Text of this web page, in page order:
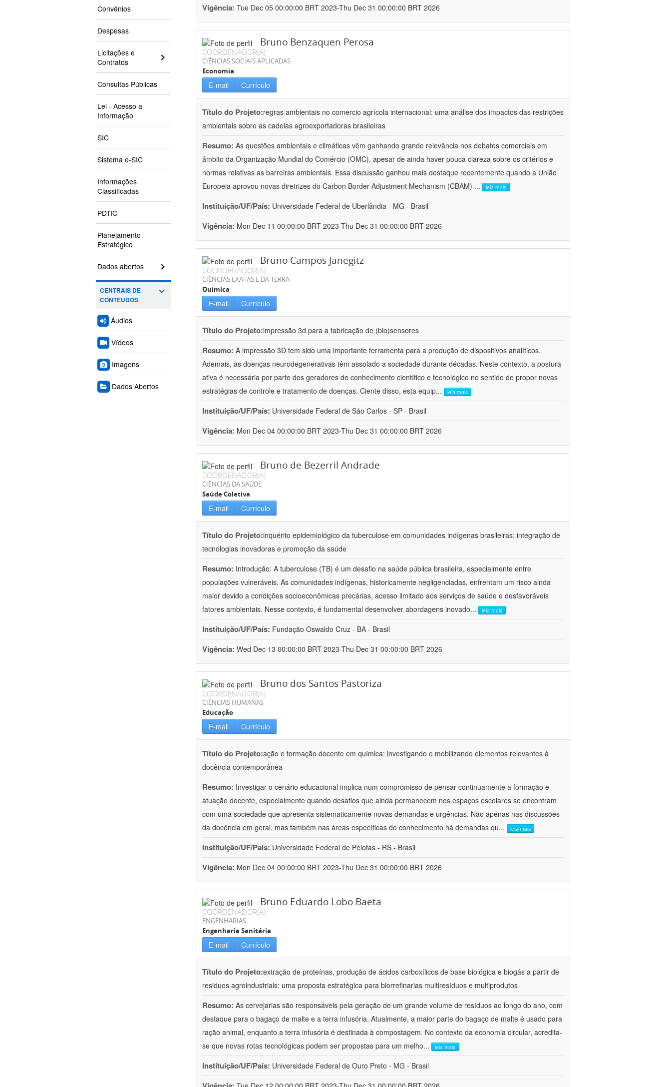
Convênios
Despesas
Licitações e
Contratos
Consultas Públicas
Lei - Acesso a
Informação
SIC
Sistema e-SIC
Informações
Classificadas
PDTIC
Planejamento
Estratégico
Dados abertos
CENTRAIS DE
CONTEÚDOS
Áudios
Vídeos
Imagens
Dados Abertos
Vigência: Tue Dec 05 00:00:00 BRT 2023-Thu Dec 31 00:00:00 BRT 2026
Bruno Benzaquen Perosa
COORDENADOR(A)
CIÊNCIAS SOCIAIS APLICADAS
Economia
E-mail Currículo
Título do Projeto:regras ambientais no comercio agrícola internacional: uma análise dos impactos das restrições
ambientais sobre as cadeias agroexportadoras brasileiras
Resumo: As questões ambientais e climáticas vêm ganhando grande relevância nos debates comerciais em
âmbito da Organização Mundial do Comércio (OMC), apesar de ainda haver pouca clareza sobre os critérios e
normas relativas as barreiras ambientais. Essa discussão ganhou mais destaque recentemente quando a União
Europeia aprovou novas diretrizes do Carbon Border Adjustment Mechanism (CBAM) ... leia mais
Instituição/UF/País: Universidade Federal de Uberlândia - MG - Brasil
Vigência: Mon Dec 11 00:00:00 BRT 2023-Thu Dec 31 00:00:00 BRT 2026
Bruno Campos Janegitz
COORDENADOR(A)
CIÊNCIAS EXATAS E DA TERRA
Química
E-mail Currículo
Título do Projeto:impressão 3d para a fabricação de (bio)sensores
Resumo: A impressão 3D tem sido uma importante ferramenta para a produção de dispositivos analíticos.
Ademais, as doenças neurodegenerativas têm assolado a sociedade durante décadas. Neste contexto, a postura
ativa é necessária por parte dos geradores de conhecimento científico e tecnológico no sentido de propor novas
estratégias de controle e tratamento de doenças. Ciente disso, esta equip... leia mais
Instituição/UF/País: Universidade Federal de São Carlos - SP - Brasil
Vigência: Mon Dec 04 00:00:00 BRT 2023-Thu Dec 31 00:00:00 BRT 2026
Bruno de Bezerril Andrade
COORDENADOR(A)
CIÊNCIAS DA SAÚDE
Saúde Coletiva
E-mail Currículo
Título do Projeto:inquérito epidemiológico da tuberculose em comunidades indígenas brasileiras: integração de
tecnologias inovadoras e promoção da saúde
Resumo: Introdução: A tuberculose (TB) é um desafio na saúde pública brasileira, especialmente entre
populações vulneráveis. As comunidades indígenas, historicamente negligenciadas, enfrentam um risco ainda
maior devido a condições socioeconômicas precárias, acesso limitado aos serviços de saúde e desfavoráveis
fatores ambientais. Nesse contexto, é fundamental desenvolver abordagens inovado... leia mais
Instituição/UF/País: Fundação Oswaldo Cruz - BA - Brasil
Vigência: Wed Dec 13 00:00:00 BRT 2023-Thu Dec 31 00:00:00 BRT 2026
Bruno dos Santos Pastoriza
COORDENADOR(A)
CIÊNCIAS HUMANAS
Educação
E-mail Currículo
Título do Projeto:ação e formação docente em química: investigando e mobilizando elementos relevantes à
docência contemporânea
Resumo: Investigar o cenário educacional implica num compromisso de pensar continuamente a formação e
atuação docente, especialmente quando desafios que ainda permanecem nos espaços escolares se encontram
com uma sociedade que apresenta sistematicamente novas demandas e urgências. Não apenas nas discussões
da docência em geral, mas também nas áreas específicas do conhecimento há demandas qu... leia mais
Instituição/UF/País: Universidade Federal de Pelotas - RS - Brasil
Vigência: Mon Dec 04 00:00:00 BRT 2023-Thu Dec 31 00:00:00 BRT 2026
Bruno Eduardo Lobo Baeta
COORDENADOR(A)
ENGENHARIAS
Engenharia Sanitária
E-mail Currículo
Título do Projeto:extração de proteínas, produção de ácidos carboxílicos de base biológica e biogás a partir de
residuos agroindustriais: uma proposta estratégica para biorrefinarias multiresíduos e multiprodutos
Resumo: As cervejarias são responsáveis pela geração de um grande volume de resíduos ao longo do ano, com
destaque para o bagaço de malte e a terra infusória. Atualmente, a maior parte do bagaço de malte é usado para
ração animal, enquanto a terra infusória é destinada à compostagem. No contexto da economia circular, acredita-
se que novas rotas tecnológicas podem ser propostas para um melho... leia mais
Instituição/UF/País: Universidade Federal de Ouro Preto - MG - Brasil